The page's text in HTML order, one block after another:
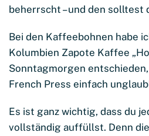
beherrscht – und den solltest
Bei den Kaffeebohnen habe
Kolumbien Zapote Kaffee
Sonntagmorgen
French Press einfach
Es ist ganz wichtig, dass du
vollständig auffüllst. Denn die